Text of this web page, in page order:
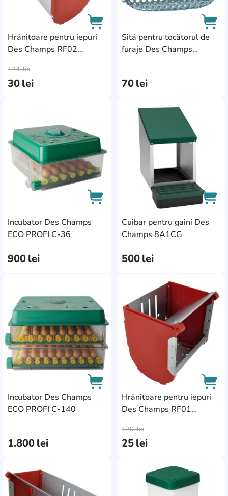
Granulatoare de furaje
Hranitoare pentru iepuri
Prese de ulei
Hrănitoare pentru iepuri
Des Champs RF02
30lei
124lei
Sită pentru tocătorul de
furaje Des Champs
70lei
Incubator Des Champs
ECO PROFI C-36
900lei
AddCardToFavourite
AddCardToCart
Cuibar pentru gaini Des
Champs 8A1CG
500lei
Incubator Des Champs
ECO PROFI C-140
1.800lei
AddCardToFavourite
Hrănitoare pentru iepuri
Des Champs RF01
25lei
120lei
AddCardToFavourite